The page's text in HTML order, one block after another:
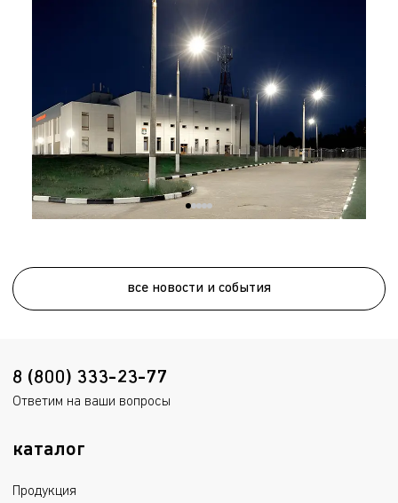
все новости и события
8 (800) 333-23-77
Ответим на ваши вопросы
каталог
Продукция